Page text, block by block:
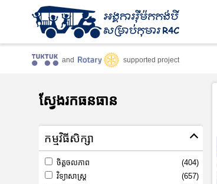
and supported project
ស្វែងរកធនធាន
កម្មវិធីសិក្សា
(404)
ចិត្តចលភាព
(657)
វិទ្យាសាស្រ្ត